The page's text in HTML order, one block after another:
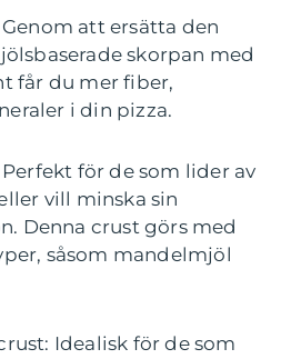
att ersätta den
skorpan med
får du mer fiber,
i din pizza.
för de som lider av
vill minska sin
Denna crust görs med
såsom mandelmjöl
Idealisk för de som